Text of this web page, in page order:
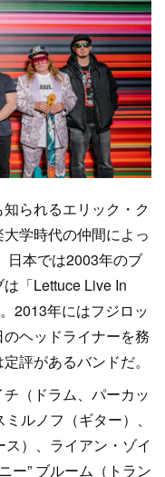
られるエリック・ク
学時代の仲間によっ
日本では2003年のブ
「Lettuce Live In
2013年にはフジロッ
ヘッドライナーを務
評があるバンドだ。
（ドラム、パーカッ
ルノフ（ギター）、
ス）、ライアン・ゾイ
ー” ブルーム（トラン